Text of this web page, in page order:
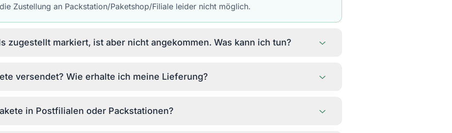
Zustellung an Packstation/Paketshop/Filiale leider nicht möglich.
zugestellt markiert, ist aber nicht angekommen. Was kann ich tun?
versendet? Wie erhalte ich meine Lieferung?
in Postfilialen oder Packstationen?